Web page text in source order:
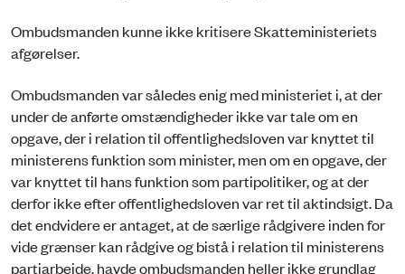
Ombudsmanden kunne ikke kritisere Skatteministeriets
afgørelser.
Ombudsmanden var således enig med ministeriet i, at der
under de anførte omstændigheder ikke var tale om en
opgave, der i relation til offentlighedsloven var knyttet til
ministerens funktion som minister, men om en opgave, der
var knyttet til hans funktion som partipolitiker, og at der
derfor ikke efter offentlighedsloven var ret til aktindsigt. Da
det endvidere er antaget, at de særlige rådgivere inden for
vide grænser kan rådgive og bistå i relation til ministerens
partiarbejde, havde ombudsmanden heller ikke grundlag